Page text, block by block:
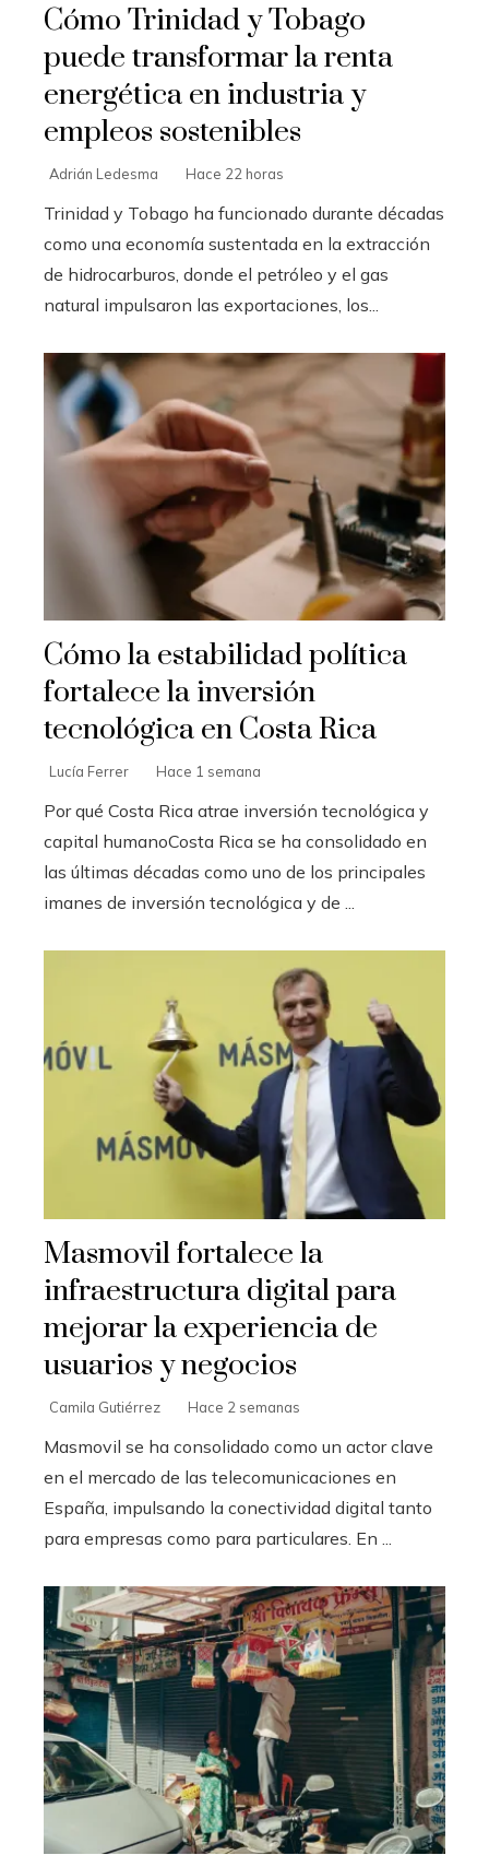
Cómo Trinidad y Tobago
puede transformar la renta
energética en industria y
empleos sostenibles
Adrián Ledesma Hace 22 horas
Trinidad y Tobago ha funcionado durante décadas
como una economía sustentada en la extracción
de hidrocarburos, donde el petróleo y el gas
natural impulsaron las exportaciones, los...
Cómo la estabilidad política
fortalece la inversión
tecnológica en Costa Rica
Lucía Ferrer Hace 1 semana
Por qué Costa Rica atrae inversión tecnológica y
capital humanoCosta Rica se ha consolidado en
las últimas décadas como uno de los principales
imanes de inversión tecnológica y de ...
Masmovil fortalece la
infraestructura digital para
mejorar la experiencia de
usuarios y negocios
Camila Gutiérrez Hace 2 semanas
Masmovil se ha consolidado como un actor clave
en el mercado de las telecomunicaciones en
España, impulsando la conectividad digital tanto
para empresas como para particulares. En ...